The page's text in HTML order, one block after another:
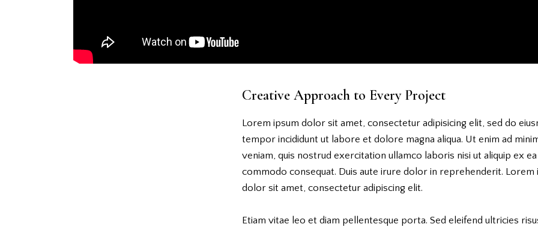
Creative Approach to Every Project
Lorem ipsum dolor sit amet, consectetur adipisicing elit, sed do
tempor incididunt ut labore et dolore magna aliqua. Ut enim ad
veniam, quis nostrud exercitation ullamco laboris nisi ut aliquip ex ea
commodo consequat. Duis aute irure dolor in reprehenderit. Lorem
dolor sit amet, consectetur adipiscing elit.
Etiam vitae leo et diam pellentesque porta. Sed eleifend ultricies